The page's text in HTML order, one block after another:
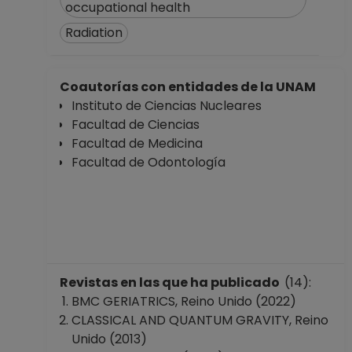
Desde 16-03-2020
No Definitivo
Facultad de
Desde 01-05-2019
hasta 15-08-2019
Desde 16-04-2018
hasta 31-08-2018
AYUDANTE
PROFESOR B TP No
Definitivo
occupational health
Radiation
Coautorías con entidades de la UNAM
Instituto de Ciencias Nucleares
Facultad de Ciencias
Facultad de Medicina
Facultad de Odontología
Revistas en las que ha publicado (14):
BMC GERIATRICS, Reino Unido (2022)
CLASSICAL AND QUANTUM GRAVITY, Reino
Unido (2013)